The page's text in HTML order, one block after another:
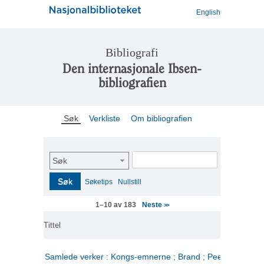
English
Bibliografi
Den internasjonale Ibsen-
bibliografien
Søk Verkliste Om bibliografien
Søk
Søk Søketips Nullstill
1–10 av 183 Neste >>
Tittel
Samlede verker : Kongs-emnerne ; Brand ; Peer Gynt. 2